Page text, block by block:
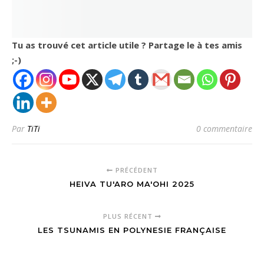
Tu as trouvé cet article utile ? Partage le à tes amis
;-)
Par TiTi 0 commentaire
PRÉCÉDENT
HEIVA TU'ARO MA'OHI 2025
PLUS RÉCENT
LES TSUNAMIS EN POLYNESIE FRANÇAISE